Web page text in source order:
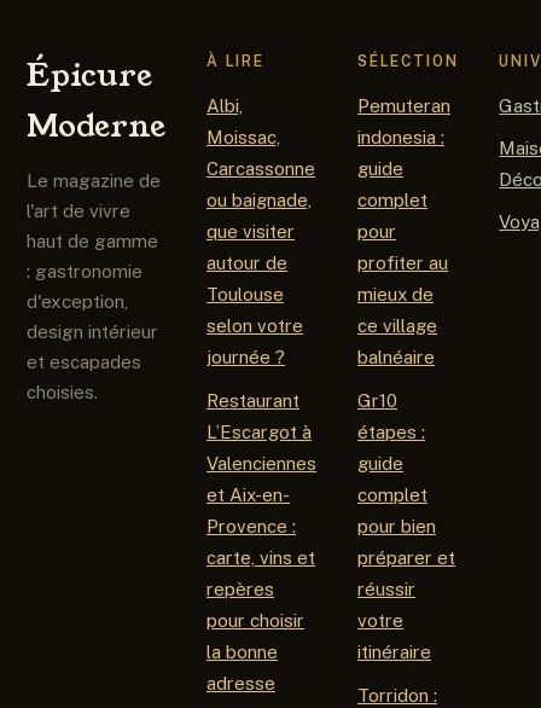
Épicure
Moderne
Le magazine de
l'art de vivre
haut de gamme
: gastronomie
d'exception,
design intérieur
et escapades
choisies.
À LIRE
Albi,
Moissac,
Carcassonne
ou baignade,
que visiter
autour de
Toulouse
selon votre
journée ?
Restaurant
L’Escargot à
Valenciennes
et Aix-en-
Provence :
carte, vins et
repères
pour choisir
la bonne
adresse
SÉLECTION
Pemuteran
indonesia :
guide
complet
pour
profiter au
mieux de
ce village
balnéaire
Gr10
étapes :
guide
complet
pour bien
préparer et
réussir
votre
itinéraire
Torridon :